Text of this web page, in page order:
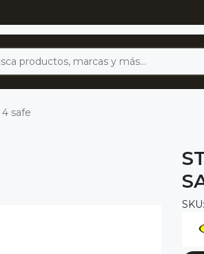
safe